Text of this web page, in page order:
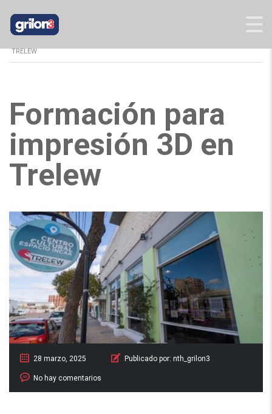
TRELEW
Formación para
impresión 3D en
Trelew
28 marzo, 2025 Publicado por: nth_grilon3
No hay comentarios